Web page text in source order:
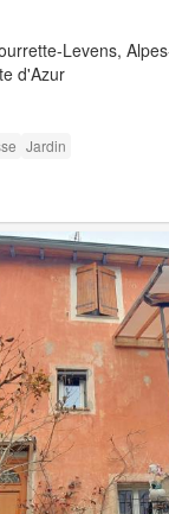
Levens,
d'Azur
Jardin